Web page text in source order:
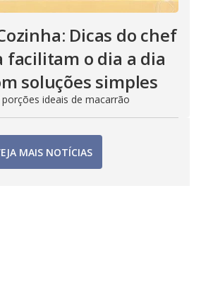
Dicas do chef
facilitam o dia a dia
soluções simples
ideais de macarrão
MAIS NOTÍCIAS